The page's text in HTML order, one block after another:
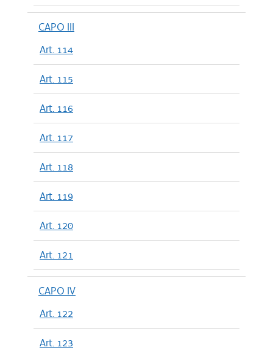
CAPO III
Art. 114
Art. 115
Art. 116
Art. 117
Art. 118
Art. 119
Art. 120
Art. 121
CAPO IV
Art. 122
Art. 123